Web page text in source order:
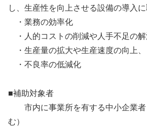
し、生産性を向上させる設備の導入に
・業務の効率化
・人的コストの削減や人手不足の解
・生産量の拡大や生産速度の向上、
・不良率の低減化
■補助対象者
市内に事業所を有する中小企業者
む）